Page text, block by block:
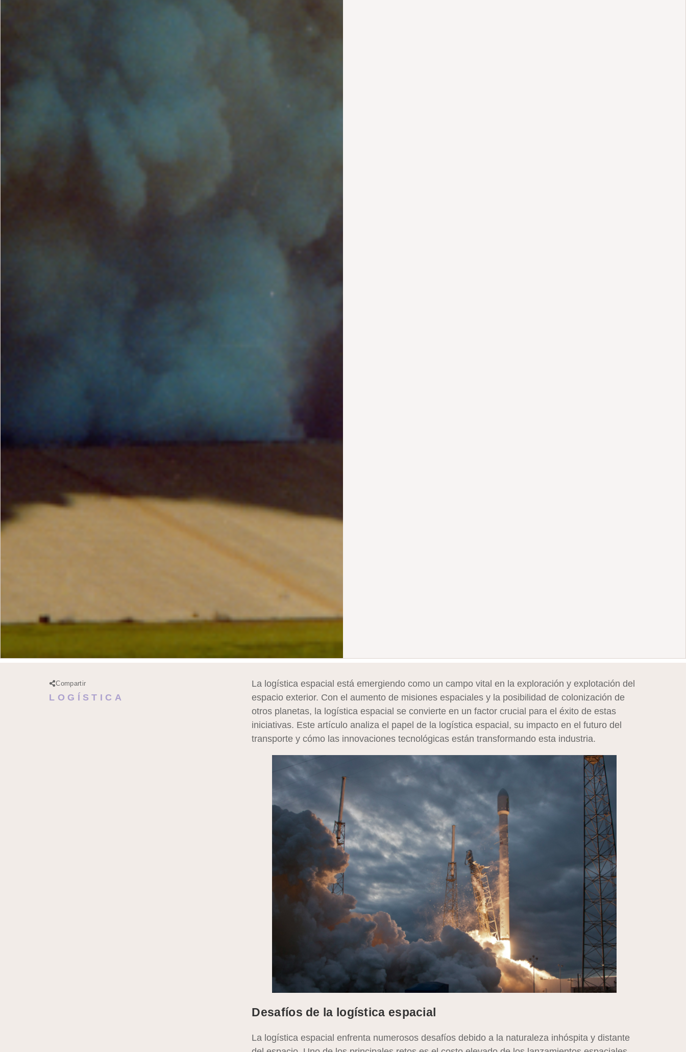
Compartir
LOGÍSTICA
La logística espacial está emergiendo como un campo vital en la exploración y explotación del
espacio exterior. Con el aumento de misiones espaciales y la posibilidad de colonización de
otros planetas, la logística espacial se convierte en un factor crucial para el éxito de estas
iniciativas. Este artículo analiza el papel de la logística espacial, su impacto en el futuro del
transporte y cómo las innovaciones tecnológicas están transformando esta industria.
Desafíos de la logística espacial
La logística espacial enfrenta numerosos desafíos debido a la naturaleza inhóspita y distante